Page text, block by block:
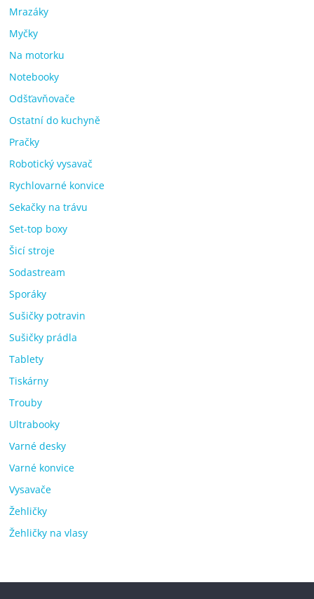
Mrazáky
Myčky
Na motorku
Notebooky
Odšťavňovače
Ostatní do kuchyně
Pračky
Robotický vysavač
Rychlovarné konvice
Sekačky na trávu
Set-top boxy
Šicí stroje
Sodastream
Sporáky
Sušičky potravin
Sušičky prádla
Tablety
Tiskárny
Trouby
Ultrabooky
Varné desky
Varné konvice
Vysavače
Žehličky
Žehličky na vlasy